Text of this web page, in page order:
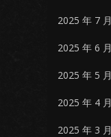
2025 年 7 月
2025 年 6 月
2025 年 5 月
2025 年 4 月
2025 年 3 月